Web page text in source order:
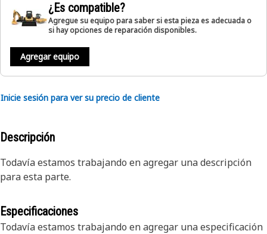
¿Es compatible?
Agregue su equipo para saber si esta pieza es adecuada o
si hay opciones de reparación disponibles.
Agregar equipo
Inicie sesión para ver su precio de cliente
Descripción
Todavía estamos trabajando en agregar una descripción
para esta parte.
Especificaciones
Todavía estamos trabajando en agregar una especificación